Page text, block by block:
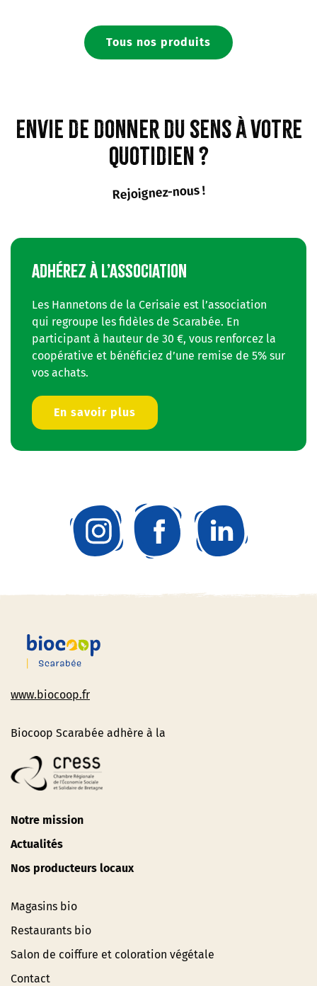
Tous nos produits
Envie de donner du sens à votre
quotidien ?
Rejoignez-nous !
ADHÉREZ À L’ASSOCIATION
Les Hannetons de la Cerisaie est l’association
qui regroupe les fidèles de Scarabée. En
participant à hauteur de 30 €, vous renforcez la
coopérative et bénéficiez d’une remise de 5% sur
vos achats.
En savoir plus
www.biocoop.fr
Biocoop Scarabée adhère à la
Notre mission
Actualités
Nos producteurs locaux
Magasins bio
Restaurants bio
Salon de coiffure et coloration végétale
Contact